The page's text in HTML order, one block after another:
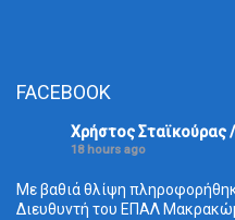
FACEBOOK
Χρήστος Σταϊκούρας
18 hours ago
Με βαθιά θλίψη
Διευθυντή του ΕΠΑΛ